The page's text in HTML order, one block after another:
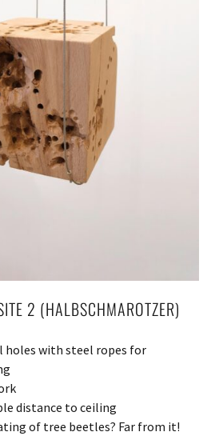
2 (HALBSCHMAROTZER)
holes with steel ropes for
distance to ceiling
of tree beetles? Far from it!